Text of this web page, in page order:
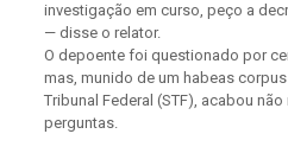
investigação em curso, peço a
— disse o relator.
O depoente foi questionado por
mas, munido de um habeas
Tribunal Federal (STF), acabou
perguntas.